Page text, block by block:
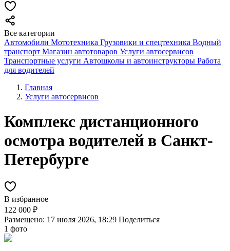
Все категории
Автомобили Мототехника Грузовики и спецтехника Водный
транспорт Магазин автотоваров Услуги автосервисов
Транспортные услуги Автошколы и автоинструкторы Работа
для водителей
Главная
Услуги автосервисов
Комплекс дистанционного
осмотра водителей в Санкт-
Петербурге
В избранное
122 000 ₽
Размещено: 17 июля 2026, 18:29 Поделиться
1 фото